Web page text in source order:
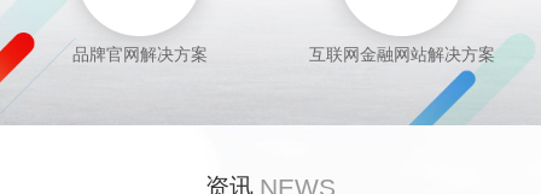
品牌官网解决方案 互联网金融网站解决方案
资讯 NEWS